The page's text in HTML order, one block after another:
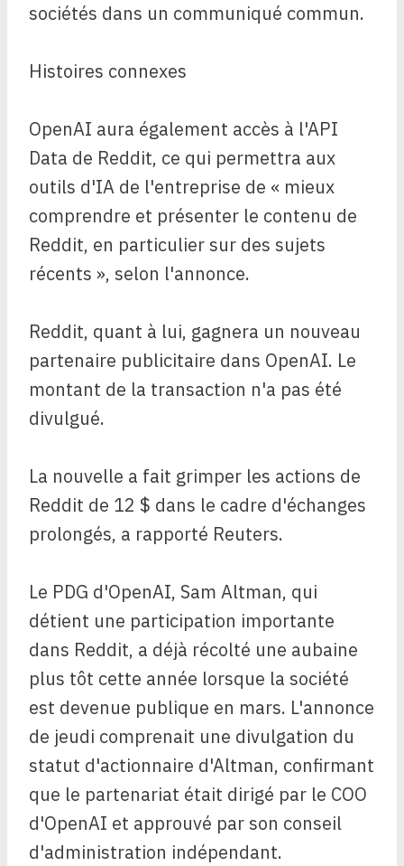
sociétés dans un communiqué commun.
Histoires connexes
OpenAI aura également accès à l'API
Data de Reddit, ce qui permettra aux
outils d'IA de l'entreprise de « mieux
comprendre et présenter le contenu de
Reddit, en particulier sur des sujets
récents », selon l'annonce.
Reddit, quant à lui, gagnera un nouveau
partenaire publicitaire dans OpenAI. Le
montant de la transaction n'a pas été
divulgué.
La nouvelle a fait grimper les actions de
Reddit de 12 $ dans le cadre d'échanges
prolongés, a rapporté Reuters.
Le PDG d'OpenAI, Sam Altman, qui
détient une participation importante
dans Reddit, a déjà récolté une aubaine
plus tôt cette année lorsque la société
est devenue publique en mars. L'annonce
de jeudi comprenait une divulgation du
statut d'actionnaire d'Altman, confirmant
que le partenariat était dirigé par le COO
d'OpenAI et approuvé par son conseil
d'administration indépendant.